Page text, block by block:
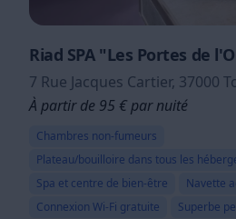
Riad SPA "Les Portes de
7 Rue Jacques Cartier, 37000
À partir de 95 € par nuité
Chambres non-fumeurs
Plateau/bouilloire dans tous les
Spa et centre de bien-être
Navette
Connexion Wi-Fi gratuite
Superbe